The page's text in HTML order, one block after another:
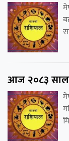
आज २०८३ साल